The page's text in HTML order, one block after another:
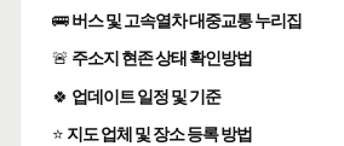
🚌버스 및 고속열차 대중교통 누리집
🚨 주소지 현존 상태 확인방법
🍀 업데이트 일정 및 기준
⭐ 지도 업체 및 장소 등록 방법